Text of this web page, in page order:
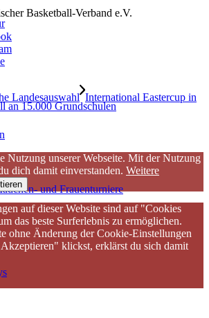
an 15.000 Grundschulen
und Frauenturniere
Basketball-Verband e.V.
Landesauswahl International Eastercup in
Nutzung unserer Webseite. Mit der Nutzung
dich damit einverstanden. Weitere
auf dieser Website sind auf "Cookies
das beste Surferlebnis zu ermöglichen.
ohne Änderung der Cookie-Einstellungen
klickst, erklärst du sich damit